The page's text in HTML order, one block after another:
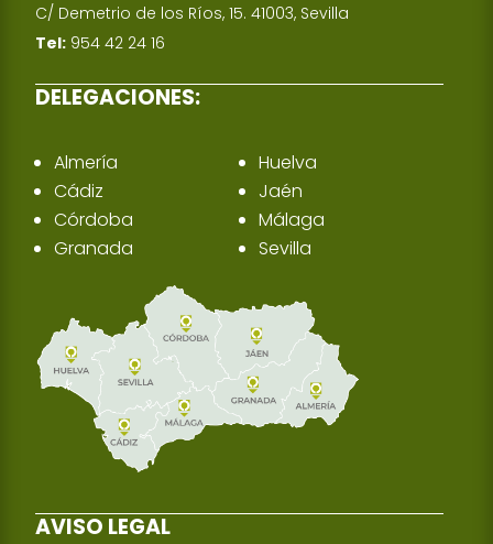
C/ Demetrio de los Ríos, 15. 41003, Sevilla
Tel: 954 42 24 16
DELEGACIONES:
Almería
Cádiz
Córdoba
Granada
Huelva
Jaén
Málaga
Sevilla
AVISO LEGAL